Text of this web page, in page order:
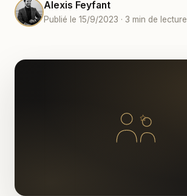
Alexis Feyfant
Publié le 15/9/2023 · 3 min de lecture